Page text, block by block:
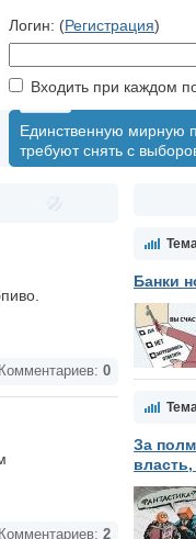
Логин: (Регистрация)
Входить при каждом
Единственную мирную
требуют снять с
Банки
За
Комментариев: 0
Комментариев: 2